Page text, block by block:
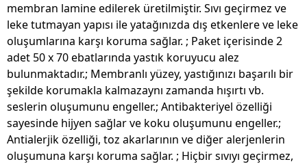
membran lamine edilerek üretilmiştir. Sıvı geçirmez ve
leke tutmayan yapısı ile yatağınızda dış etkenlere ve leke
oluşumlarına karşı koruma sağlar. ; Paket içerisinde 2
adet 50 x 70 ebatlarında yastık koruyucu alez
bulunmaktadır.; Membranlı yüzey, yastığınızı başarılı bir
şekilde korumakla kalmazaynı zamanda hışırtı vb.
seslerin oluşumunu engeller.; Antibakteriyel özelliği
sayesinde hijyen sağlar ve koku oluşumunu engeller.;
Antialerjik özelliği, toz akarlarının ve diğer alerjenlerin
oluşumuna karşı koruma sağlar. ; Hiçbir sıvıyı geçirmez,